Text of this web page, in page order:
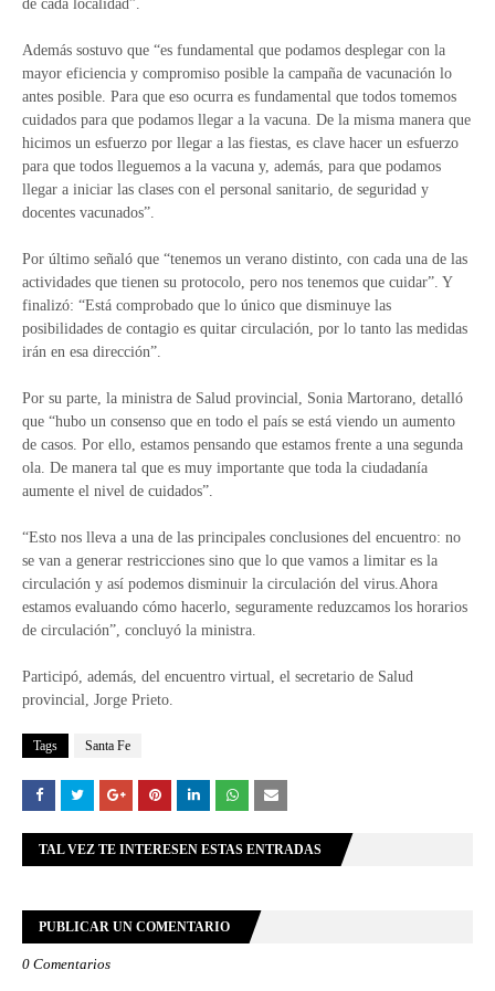
de cada localidad”.
Además sostuvo que “es fundamental que podamos desplegar con la
mayor eficiencia y compromiso posible la campaña de vacunación lo
antes posible. Para que eso ocurra es fundamental que todos tomemos
cuidados para que podamos llegar a la vacuna. De la misma manera que
hicimos un esfuerzo por llegar a las fiestas, es clave hacer un esfuerzo
para que todos lleguemos a la vacuna y, además, para que podamos
llegar a iniciar las clases con el personal sanitario, de seguridad y
docentes vacunados”.
Por último señaló que “tenemos un verano distinto, con cada una de las
actividades que tienen su protocolo, pero nos tenemos que cuidar”. Y
finalizó: “Está comprobado que lo único que disminuye las
posibilidades de contagio es quitar circulación, por lo tanto las medidas
irán en esa dirección”.
Por su parte, la ministra de Salud provincial, Sonia Martorano, detalló
que “hubo un consenso que en todo el país se está viendo un aumento
de casos. Por ello, estamos pensando que estamos frente a una segunda
ola. De manera tal que es muy importante que toda la ciudadanía
aumente el nivel de cuidados”.
“Esto nos lleva a una de las principales conclusiones del encuentro: no
se van a generar restricciones sino que lo que vamos a limitar es la
circulación y así podemos disminuir la circulación del virus.Ahora
estamos evaluando cómo hacerlo, seguramente reduzcamos los horarios
de circulación”, concluyó la ministra.
Participó, además, del encuentro virtual, el secretario de Salud
provincial, Jorge Prieto.
Tags Santa Fe
TAL VEZ TE INTERESEN ESTAS ENTRADAS
PUBLICAR UN COMENTARIO
0 Comentarios